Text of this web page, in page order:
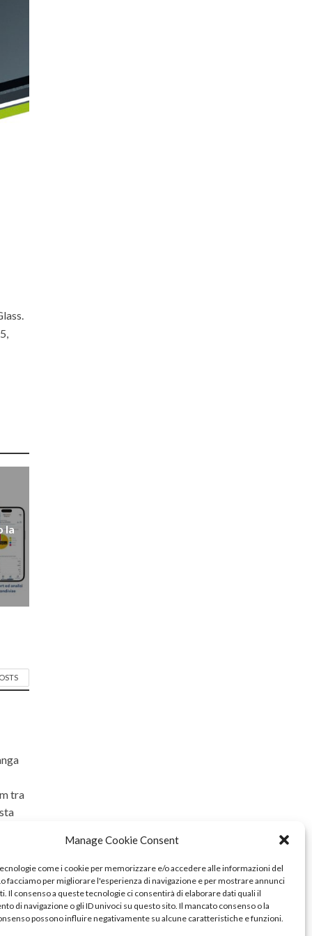
Manage Cookie Consent
come i cookie per memorizzare e/o accedere alle informazioni del
facciamo per migliorare l'esperienza di navigazione e per mostrare annunci
Il consenso a queste tecnologie ci consentirà di elaborare dati quali il
di navigazione o gli ID univoci su questo sito. Il mancato consenso o la
possono influire negativamente su alcune caratteristiche e funzioni.
la
tra